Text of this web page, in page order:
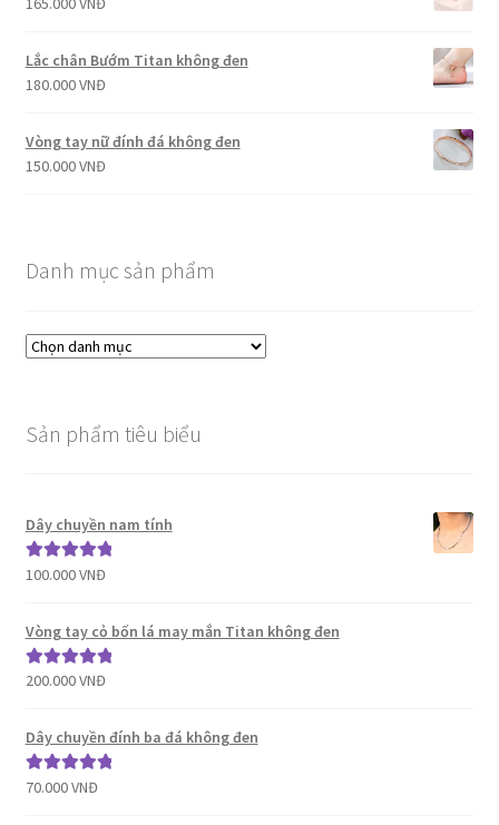
Lắc chân Bướm Titan không đen
180.000VNĐ
Vòng tay nữ đính đá không đen
150.000VNĐ
Danh mục sản phẩm
Sản phẩm tiêu biểu
Dây chuyền nam tính
Được xếp
sao
100.000VNĐ
Vòng tay cỏ bốn lá may mắn Titan không đen
Được xếp
sao
200.000VNĐ
Dây chuyền đính ba đá không đen
Được xếp
70.000VNĐ